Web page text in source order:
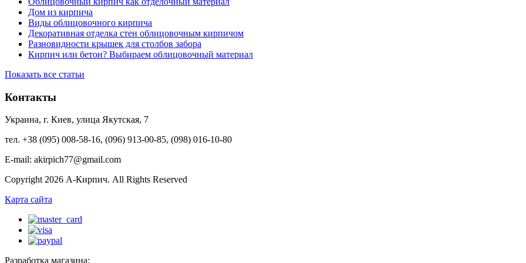
Дом из кирпича
Виды облицовочного кирпича
Декоративная отделка стен облицовочным кирпичом
Разновидности крышек для столбов забора
Кирпич или бетон? Выбираем облицовочный материал
Показать все статьи
Контакты
Украина, г. Киев, улица Якутская, 7
тел. +38 (095) 008-58-16, (096) 913-00-85, (098) 016-10-80
E-mail: akirpich77@gmail.com
Copyright 2026 А-Кирпич. All Rights Reserved
Карта сайта
Разработка магазина: